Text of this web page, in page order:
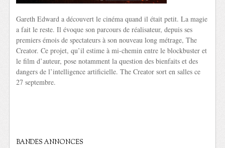
Gareth Edward a découvert le cinéma quand il était petit. La magie
a fait le reste. Il évoque son parcours de réalisateur, depuis ses
premiers émois de spectateurs à son nouveau long métrage, The
Creator. Ce projet, qu’il estime à mi-chemin entre le blockbuster et
le film d’auteur, pose notamment la question des bienfaits et des
dangers de l’intelligence artificielle. The Creator sort en salles ce
27 septembre.
BANDES ANNONCES